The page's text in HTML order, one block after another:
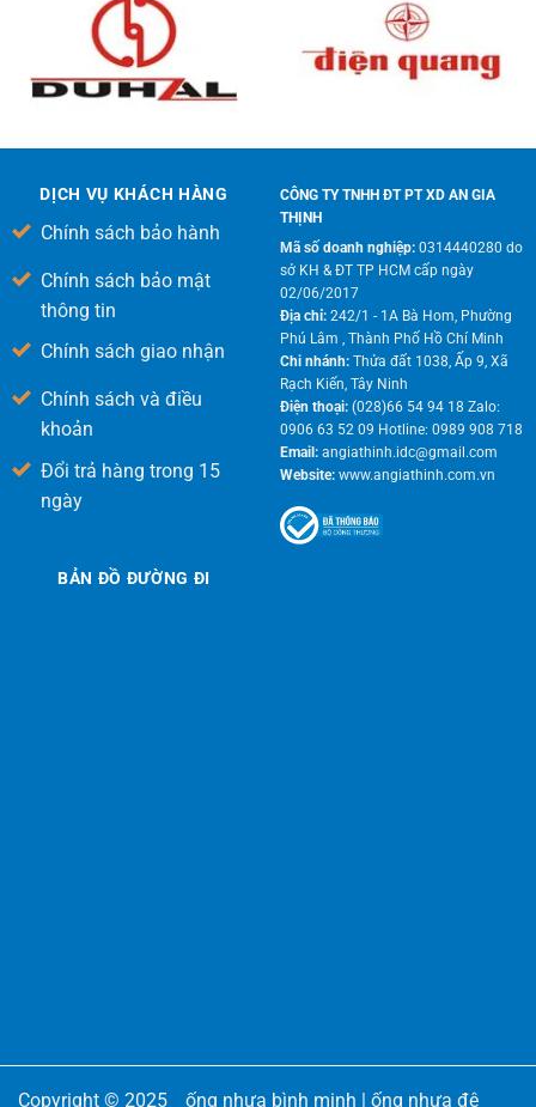
DỊCH VỤ KHÁCH HÀNG
Chính sách bảo hành
Chính sách bảo mật
thông tin
Chính sách giao nhận
Chính sách và điều
khoản
Đổi trả hàng trong 15
ngày
CÔNG TY TNHH ĐT PT XD AN GIA
THỊNH
Mã số doanh nghiệp:0314440280 do
sở KH & ĐT TP HCM cấp ngày
02/06/2017
Địa chỉ:242/1 - 1A Bà Hom, Phường
Phú Lâm , Thành Phố Hồ Chí Minh
Chi nhánh: Thửa đất 1038, Ấp 9, Xã
Rạch Kiến, Tây Ninh
Điện thoại:(028)66 54 94 18 Zalo:
0906 63 52 09 Hotline: 0989 908 718
Email:angiathinh.idc@gmail.com
Website:www.angiathinh.com.vn
BẢN ĐỒ ĐƯỜNG ĐI
Copyright © 2025 ống nhựa bình minh | ống nhựa đệ